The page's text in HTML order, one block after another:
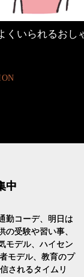
木まおみさん「
。」
中
勤コーデ、明日は
の受験や習い事、
モデル、ハイセン
モデル、教育のプ
されるタイムリ